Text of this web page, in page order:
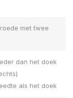
met twee
dan het doek
als het doek